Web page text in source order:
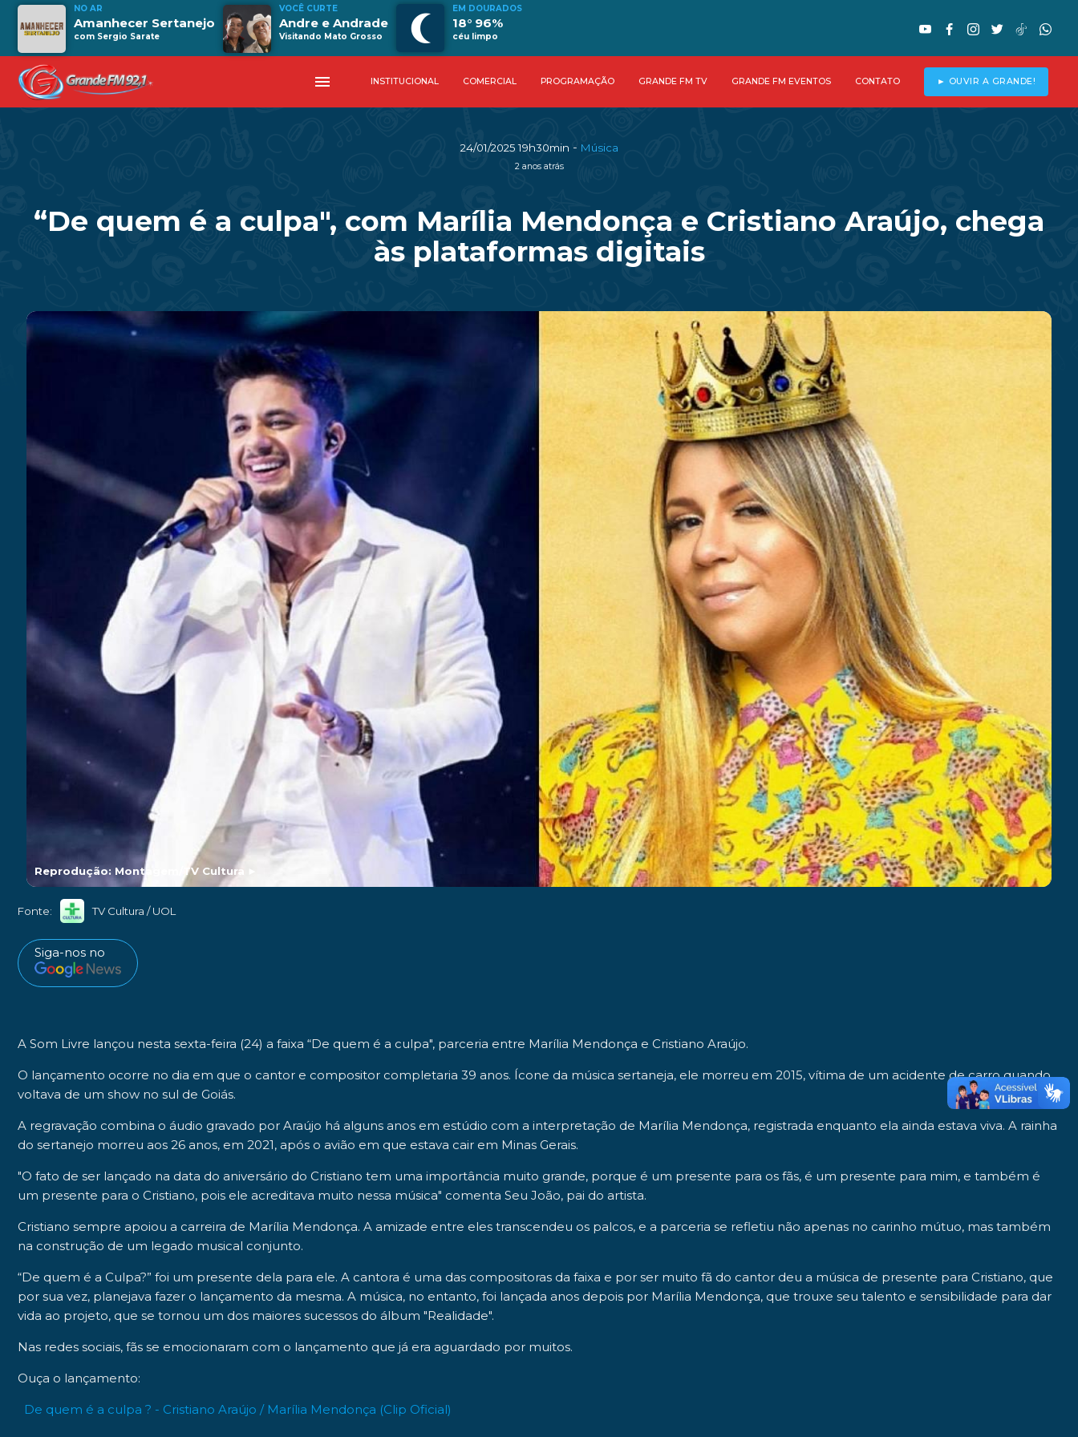
NO AR
Amanhecer Sertanejo
com Sergio Sarate
VOCÊ CURTE
Andre e Andrade
Visitando Mato Grosso
EM DOURADOS
18° 96%
céu limpo
menu INSTITUCIONAL COMERCIAL PROGRAMAÇÃO GRANDE FM TV GRANDE FM EVENTOS CONTATO ► OUVIR A GRANDE!
24/01/2025 19h30min - Música
2 anos atrás
“De quem é a culpa", com Marília Mendonça e Cristiano Araújo, chega
às plataformas digitais
Reprodução: Montagem/TV Cultura
Fonte: TV Cultura / UOL
Siga-nos no
A Som Livre lançou nesta sexta-feira (24) a faixa “De quem é a culpa", parceria entre Marília Mendonça e Cristiano Araújo.
O lançamento ocorre no dia em que o cantor e compositor completaria 39 anos. Ícone da música sertaneja, ele morreu em 2015, vítima de um acidente de carro quando
voltava de um show no sul de Goiás.
A regravação combina o áudio gravado por Araújo há alguns anos em estúdio com a interpretação de Marília Mendonça, registrada enquanto ela ainda estava viva. A rainha
do sertanejo morreu aos 26 anos, em 2021, após o avião em que estava cair em Minas Gerais.
"O fato de ser lançado na data do aniversário do Cristiano tem uma importância muito grande, porque é um presente para os fãs, é um presente para mim, e também é
um presente para o Cristiano, pois ele acreditava muito nessa música" comenta Seu João, pai do artista.
Cristiano sempre apoiou a carreira de Marília Mendonça. A amizade entre eles transcendeu os palcos, e a parceria se refletiu não apenas no carinho mútuo, mas também
na construção de um legado musical conjunto.
“De quem é a Culpa?” foi um presente dela para ele. A cantora é uma das compositoras da faixa e por ser muito fã do cantor deu a música de presente para Cristiano, que
por sua vez, planejava fazer o lançamento da mesma. A música, no entanto, foi lançada anos depois por Marília Mendonça, que trouxe seu talento e sensibilidade para dar
vida ao projeto, que se tornou um dos maiores sucessos do álbum "Realidade".
Nas redes sociais, fãs se emocionaram com o lançamento que já era aguardado por muitos.
Ouça o lançamento:
De quem é a culpa ? - Cristiano Araújo / Marília Mendonça (Clip Oficial)